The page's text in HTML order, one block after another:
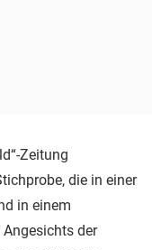
Zeitung
die in einer
in einem
der